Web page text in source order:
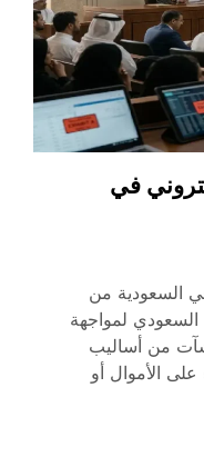
في
السعودية من
السعودي لمواجهة
من أساليب
على الأموال أو